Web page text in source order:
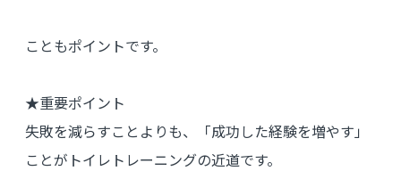
こともポイントです。
★重要ポイント
失敗を減らすことよりも、「成功した経験を増やす」
ことがトイレトレーニングの近道です。